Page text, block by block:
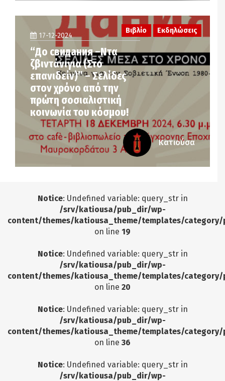
17-12-2024
“Дo свидания –Ντα
ζβιντάνιγια (Στο
επανιδείν)” – Σελίδες
στον χρόνο από την
πρώτη σοσιαλιστική
κοινωνία του κόσμου!
Βιβλίο Εκδηλώσεις
Κατιούσα
Notice: Undefined variable: query_str in
/srv/katiousa/pub_dir/wp-
content/themes/katiousa_theme/templates/
on line 19
Notice: Undefined variable: query_str in
/srv/katiousa/pub_dir/wp-
content/themes/katiousa_theme/templates/
on line 20
Notice: Undefined variable: query_str in
/srv/katiousa/pub_dir/wp-
content/themes/katiousa_theme/templates/
on line 36
Notice: Undefined variable: query_str in
/srv/katiousa/pub_dir/wp-